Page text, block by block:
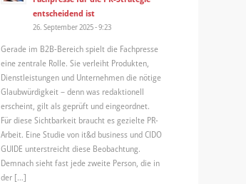
entscheidend ist
26. September 2025 - 9:23
Gerade im B2B-Bereich spielt die Fachpresse
eine zentrale Rolle. Sie verleiht Produkten,
Dienstleistungen und Unternehmen die nötige
Glaubwürdigkeit – denn was redaktionell
erscheint, gilt als geprüft und eingeordnet.
Für diese Sichtbarkeit braucht es gezielte PR-
Arbeit. Eine Studie von it&d business und CIDO
GUIDE unterstreicht diese Beobachtung.
Demnach sieht fast jede zweite Person, die in
der […]